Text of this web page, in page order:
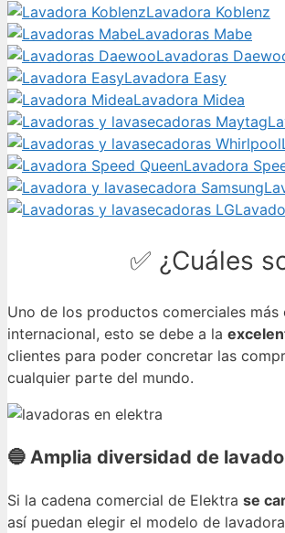
Lavadora Koblenz
Lavadoras Mabe
Lavadoras
Lavadora Easy
Lavadora Midea
Lavadora
✅ ¿Cuáles
Uno de los productos comerciales
internacional, esto se debe a la
clientes para poder concretar las
cualquier parte del mundo.
🔵 Amplia diversidad de
Si la cadena comercial de Elektra se
así puedan elegir el modelo de